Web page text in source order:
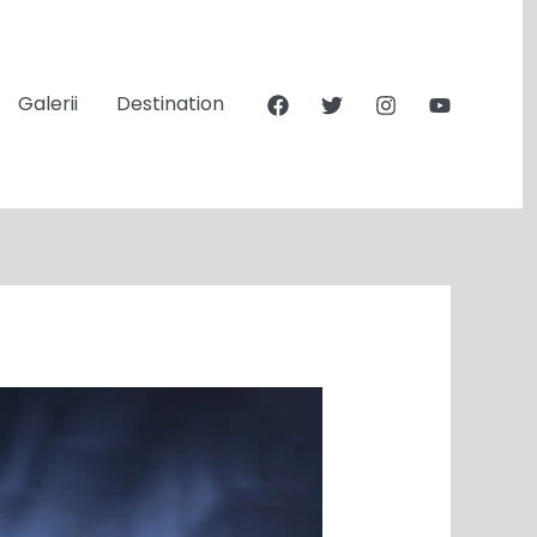
Galerii Destination